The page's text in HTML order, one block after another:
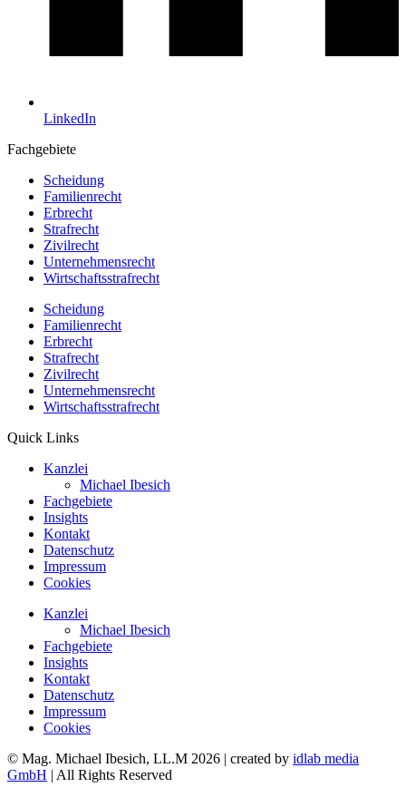
LinkedIn
Fachgebiete
Scheidung
Familienrecht
Erbrecht
Strafrecht
Zivilrecht
Unternehmensrecht
Wirtschaftsstrafrecht
Scheidung
Familienrecht
Erbrecht
Strafrecht
Zivilrecht
Unternehmensrecht
Wirtschaftsstrafrecht
Quick Links
Kanzlei
Michael Ibesich
Fachgebiete
Insights
Kontakt
Datenschutz
Impressum
Cookies
Kanzlei
Michael Ibesich
Fachgebiete
Insights
Kontakt
Datenschutz
Impressum
Cookies
© Mag. Michael Ibesich, LL.M 2026 | created by idlab media
GmbH | All Rights Reserved